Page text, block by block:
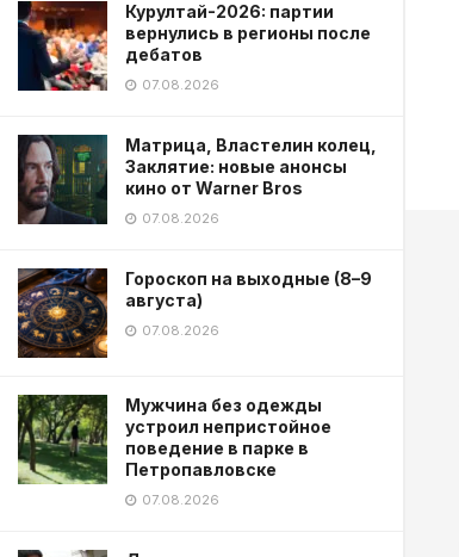
Курултай-2026: партии
вернулись в регионы после
дебатов
07.08.2026
Матрица, Властелин колец,
Заклятие: новые анонсы
кино от Warner Bros
07.08.2026
Гороскоп на выходные (8–9
августа)
07.08.2026
Мужчина без одежды
устроил непристойное
поведение в парке в
Петропавловске
07.08.2026